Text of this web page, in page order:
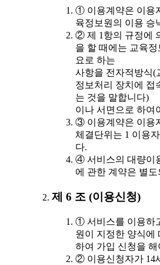
① 이용계약은 이용
육정보원의 이용 승
② 제 1항의 규정에
을 할 때에는 교육
요로 하는
사항을 전자적방식(
정보처리 장치에 접
는 것을 말합니다)
이나 서면으로 하여
③ 이용계약은 이용
체결단위는 1 이용
다.
④ 서비스의 대량이
에 관한 계약은 별
제 6 조 (이용신청)
① 서비스를 이용하
원이 지정한 양식에
하여 가입 신청을 해
② 이용신청자가 14